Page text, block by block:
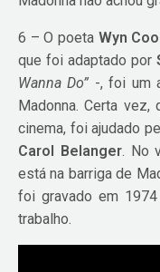
6 – O poeta Wyn
que foi adaptado por
Wanna Do” -, foi um
Madonna. Certa
cinema, foi ajudado
Carol Belanger. No
está na barriga de
foi gravado em
trabalho.